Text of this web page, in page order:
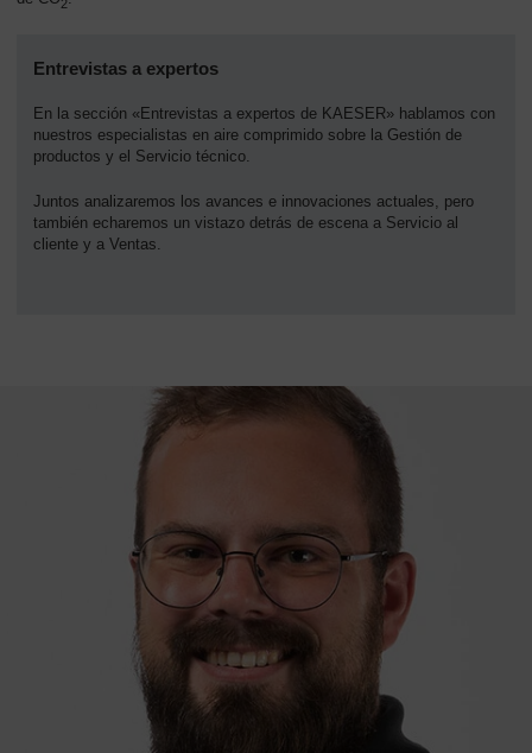
Entrevistas a expertos
En la sección «Entrevistas a expertos de KAESER» hablamos con
nuestros especialistas en aire comprimido sobre la Gestión de
productos y el Servicio técnico.
Juntos analizaremos los avances e innovaciones actuales, pero
también echaremos un vistazo detrás de escena a Servicio al
cliente y a Ventas.